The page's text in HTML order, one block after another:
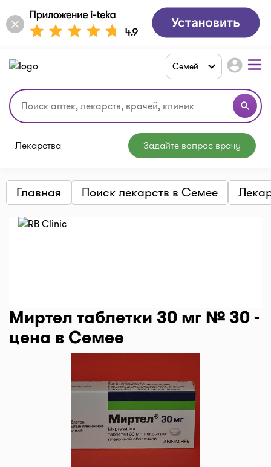
search
Семей account_circle
Лекарства Задайте вопрос врачу
Главная Поиск лекарств в Семее
Миртел таблетки 30 мг № 30 -
цена в Семее